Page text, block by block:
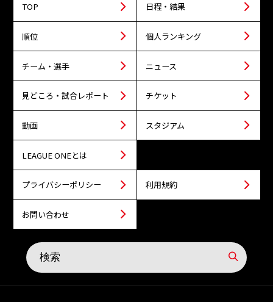
TOP 日程・結果
順位 個人ランキング
チーム・選手 ニュース
見どころ・試合レポート チケット
動画 スタジアム
LEAGUE ONEとは
プライバシーポリシー 利用規約
お問い合わせ